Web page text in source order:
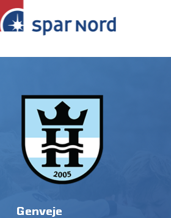
Genveje